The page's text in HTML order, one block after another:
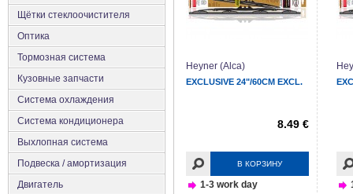
Щётки стеклоочистителя
Оптика
Тормозная система
Кузовные запчасти
Система охлаждения
Система кондиционера
Выхлопная система
Подвеска / амортизация
Двигатель
Heyner (Alca)
EXCLUSIVE 24"/60CM EXCL.
8.49 €
В КОРЗИНУ
1-3 work day